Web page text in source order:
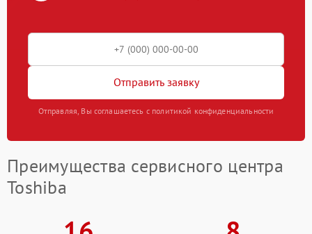
Отправить заявку
Отправляя, Вы соглашаетесь с политикой конфиденциальности
Преимущества сервисного центра
Toshiba